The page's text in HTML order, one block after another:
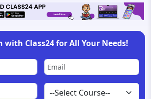
with Class24 for All Your Needs!